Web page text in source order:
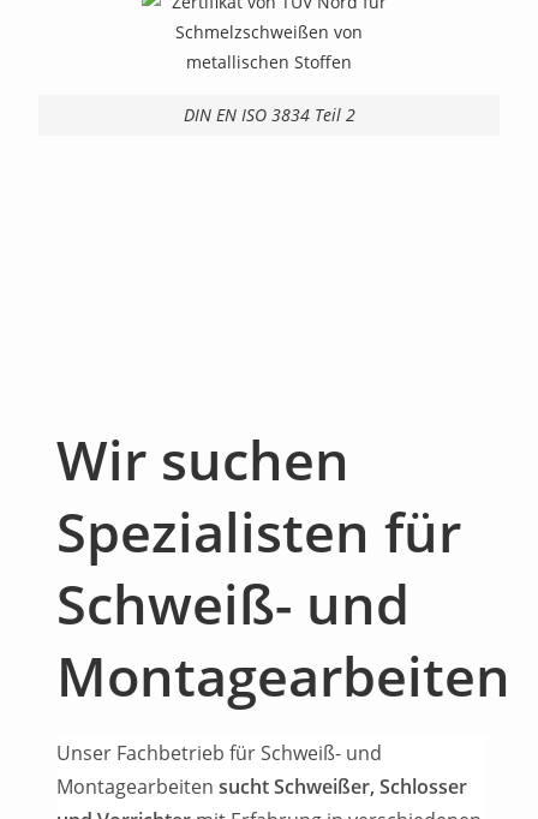
DIN EN ISO 3834 Teil 2
Wir suchen
Spezialisten für
Schweiß- und
Montagearbeiten
Unser Fachbetrieb für Schweiß- und
Montagearbeitensucht Schweißer, Schlosser